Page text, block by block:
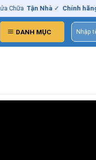
Tận Nhà ✓ Chính hãng – Xuất
DANH MỤC
Tìm
kiếm: